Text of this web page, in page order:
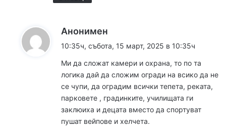
Анонимен
а
:
10:35ч, събота, 15 март, 2025 в 10:35ч
Ми да сложат камери и охрана, то по та
логика дай да сложим огради на всико да не
се чупи, да оградим всички тепета, реката,
парковете , градинките, училищата ги
заклюиха и децата вместо да спортуват
пушат вейпове и хелчета.